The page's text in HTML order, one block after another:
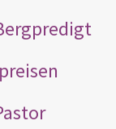
preisen